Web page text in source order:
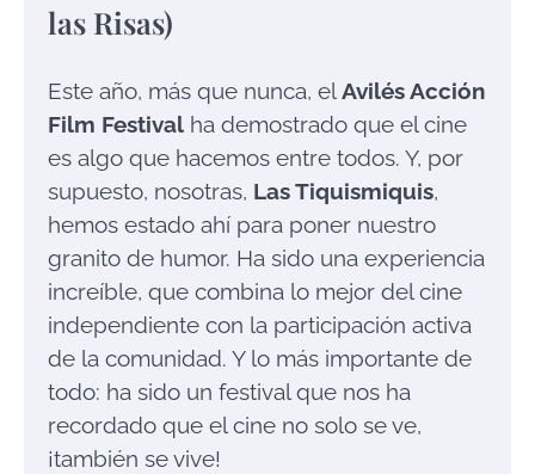
las Risas)
Este año, más que nunca, elAvilés Acción
Film Festival ha demostrado que el cine
es algo que hacemos entre todos. Y, por
supuesto, nosotras, Las Tiquismiquis,
hemos estado ahí para poner nuestro
granito de humor. Ha sido una experiencia
increíble, que combina lo mejor del cine
independiente con la participación activa
de la comunidad. Y lo más importante de
todo: ha sido un festival que nos ha
recordado que el cine no solo se ve,
¡también se vive!